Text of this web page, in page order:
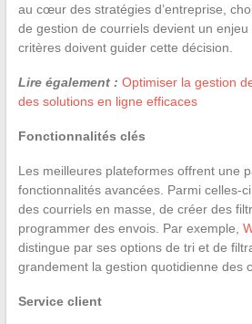
au cœur des stratégies d’entreprise,
de gestion de courriels devient un
critères doivent guider cette décision.
Lire également : Optimiser la gestion
des solutions en ligne efficaces
Fonctionnalités clés
Les meilleures plateformes offrent une
fonctionnalités avancées. Parmi celles-
des courriels en masse, de créer des
programmer des envois. Par exemple,
distingue par ses options de tri et de
grandement la gestion quotidienne des
Service client